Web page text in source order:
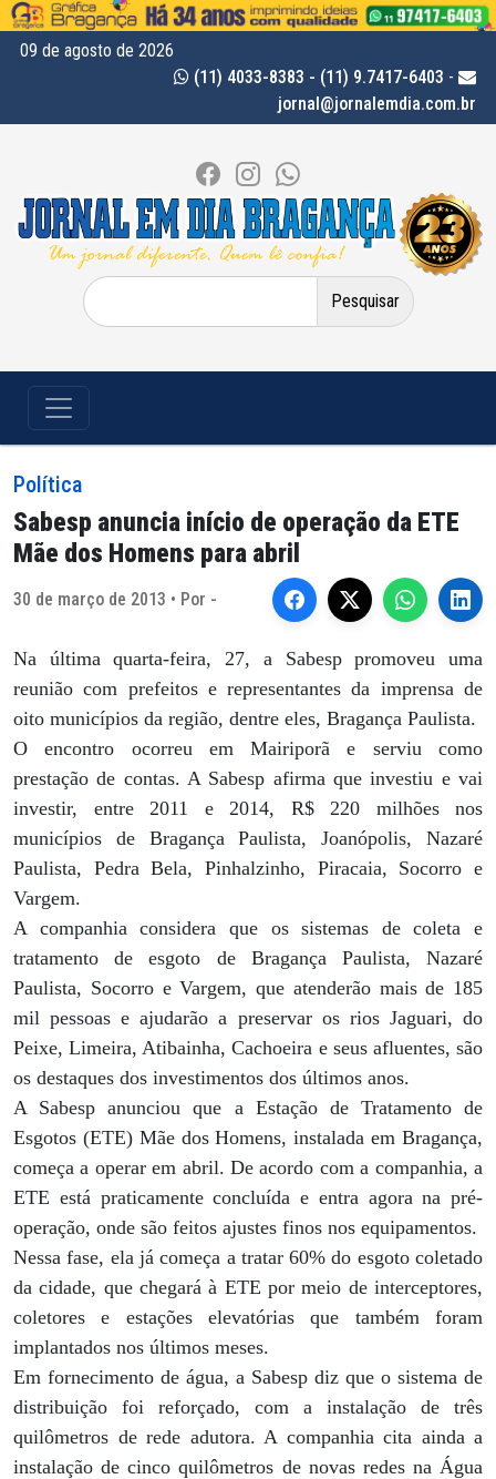
09 de agosto de 2026
(11) 4033-8383 - (11) 9.7417-6403 -
jornal@jornalemdia.com.br
Pesquisar
por:
Política
Sabesp anuncia início de operação da ETE
Mãe dos Homens para abril
30 de março de 2013 • Por -
Na última quarta-feira, 27, a Sabesp promoveu uma
reunião com prefeitos e representantes da imprensa de
oito municípios da região, dentre eles, Bragança Paulista.
O encontro ocorreu em Mairiporã e serviu como
prestação de contas. A Sabesp afirma que investiu e vai
investir, entre 2011 e 2014, R$ 220 milhões nos
municípios de Bragança Paulista, Joanópolis, Nazaré
Paulista, Pedra Bela, Pinhalzinho, Piracaia, Socorro e
Vargem.
A companhia considera que os sistemas de coleta e
tratamento de esgoto de Bragança Paulista, Nazaré
Paulista, Socorro e Vargem, que atenderão mais de 185
mil pessoas e ajudarão a preservar os rios Jaguari, do
Peixe, Limeira, Atibainha, Cachoeira e seus afluentes, são
os destaques dos investimentos dos últimos anos.
A Sabesp anunciou que a Estação de Tratamento de
Esgotos (ETE) Mãe dos Homens, instalada em Bragança,
começa a operar em abril. De acordo com a companhia, a
ETE está praticamente concluída e entra agora na pré-
operação, onde são feitos ajustes finos nos equipamentos.
Nessa fase, ela já começa a tratar 60% do esgoto coletado
da cidade, que chegará à ETE por meio de interceptores,
coletores e estações elevatórias que também foram
implantados nos últimos meses.
Em fornecimento de água, a Sabesp diz que o sistema de
distribuição foi reforçado, com a instalação de três
quilômetros de rede adutora. A companhia cita ainda a
instalação de cinco quilômetros de novas redes na Água